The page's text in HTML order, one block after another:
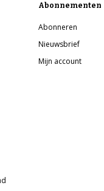
Abonnementen
Abonneren
Nieuwsbrief
Mijn account